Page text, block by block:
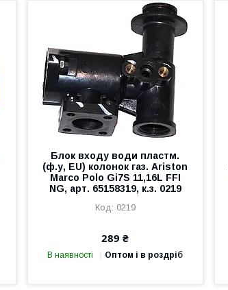
Блок входу води пластм.
(ф.у, EU) колонок газ. Ariston
Marco Polo Gi7S 11,16L FFI
NG, арт. 65158319, к.з. 0219
0219
289 ₴
В наявності Оптом і в роздріб